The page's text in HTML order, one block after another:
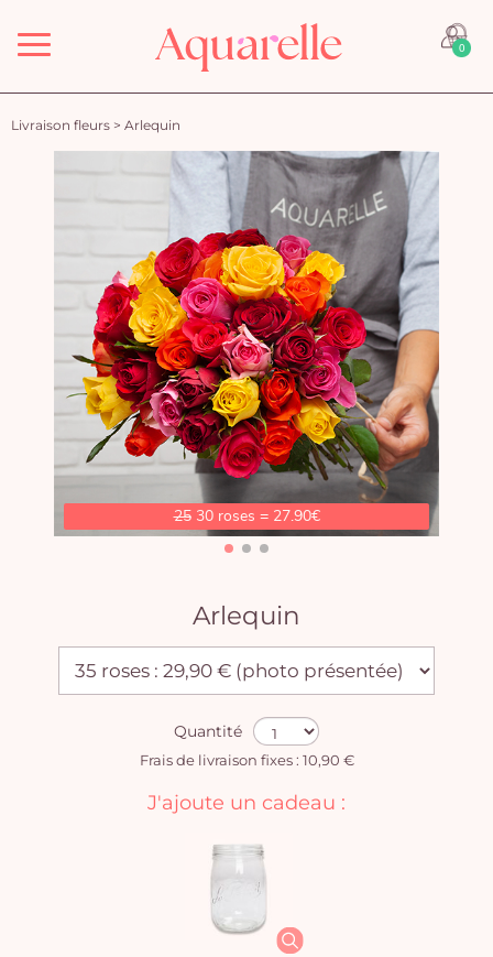
Menu 0
Livraison fleurs > Arlequin
2530 roses = 27.90€
Arlequin
Quantité
Frais de livraison fixes : 10,90 €
J'ajoute un cadeau :